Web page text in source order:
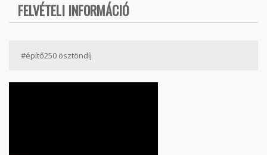
FELVÉTELI INFORMÁCIÓ
#építő250 ösztöndíj